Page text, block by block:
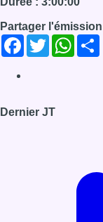
Partager l'émission
Facebook
Twitter
Dernier JT